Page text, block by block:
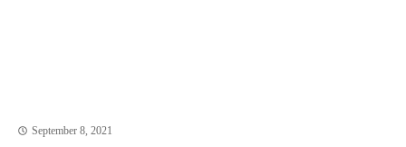
September 8, 2021